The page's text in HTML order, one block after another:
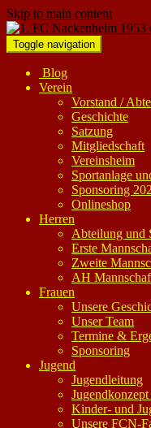
Skip to main content
Toggle navigation
Blog
Verein
Vorstand /
Geschichte
Satzung
Mitgliedschaft
Vereinsheim
Sportanlage
Sponsoring
Onlineshop
Herren
Abteilung und
Erste
Zweite
AH
Frauen
Unsere
Unser Team
Termine &
Sponsoring
Jugend
Jugendleitung
Kinder- und
Unsere FCN-